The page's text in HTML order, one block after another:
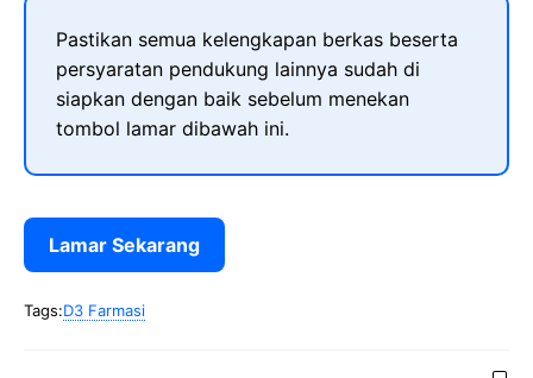
Pastikan semua kelengkapan berkas beserta
persyaratan pendukung lainnya sudah di
siapkan dengan baik sebelum menekan
tombol lamar dibawah ini.
Lamar Sekarang
Tags:D3 Farmasi